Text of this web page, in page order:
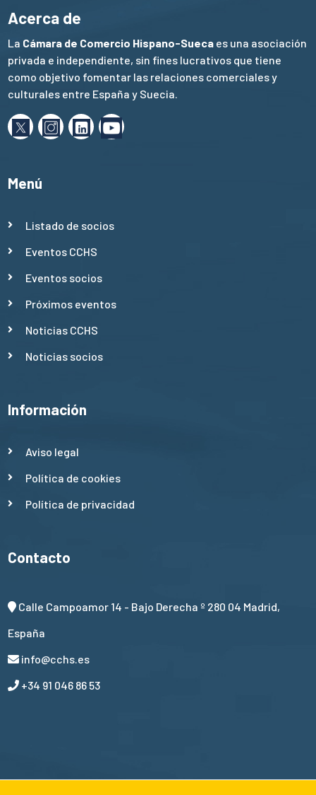
Acerca de
La Cámara de Comercio Hispano-Sueca es una asociación
privada e independiente, sin fines lucrativos que tiene
como objetivo fomentar las relaciones comerciales y
culturales entre España y Suecia.
Menú
Listado de socios
Eventos CCHS
Eventos socios
Próximos eventos
Noticias CCHS
Noticias socios
Información
Aviso legal
Política de cookies
Política de privacidad
Contacto
Calle Campoamor 14 - Bajo Derecha º 280 04 Madrid,
España
info@cchs.es
+34 91 046 86 53